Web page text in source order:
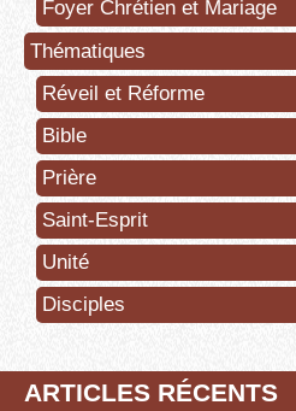
Foyer Chrétien et Mariage
Thématiques
Réveil et Réforme
Bible
Prière
Saint-Esprit
Unité
Disciples
ARTICLES RÉCENTS